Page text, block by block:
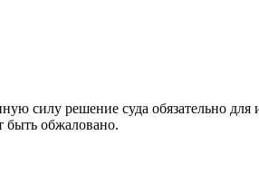
силу решение суда обязательно
быть обжаловано.